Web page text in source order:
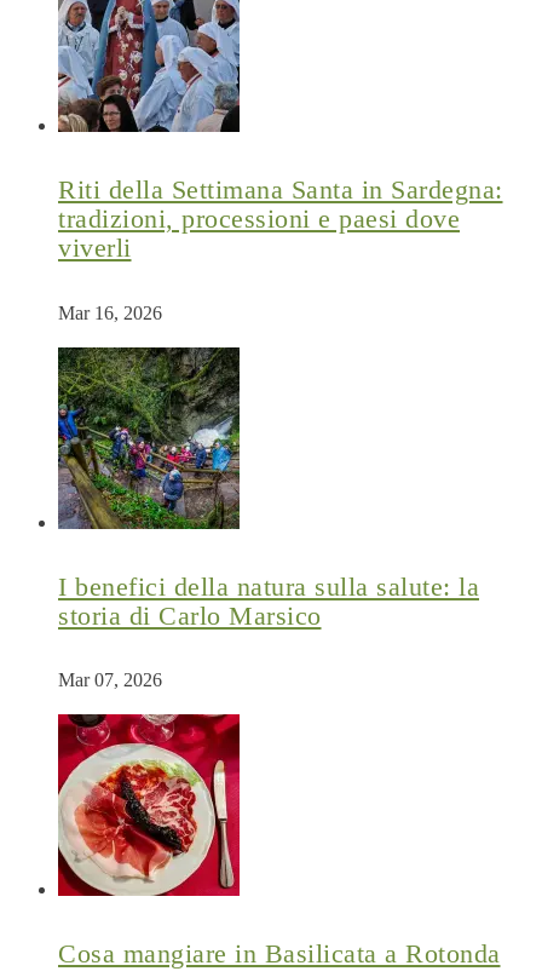
Riti della Settimana Santa in Sardegna:
tradizioni, processioni e paesi dove
viverli
Mar 16, 2026
I benefici della natura sulla salute: la
storia di Carlo Marsico
Mar 07, 2026
Cosa mangiare in Basilicata a Rotonda